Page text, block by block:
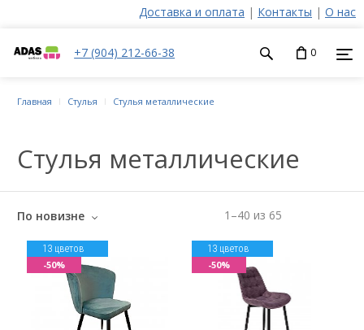
Доставка и оплата | Контакты | О нас
+7 (904) 212-66-38 0
Главная Стулья Стулья металлические
Стулья металлические
1 –40 из 65
По новизне
13 цветов
-50%
13 цветов
-50%